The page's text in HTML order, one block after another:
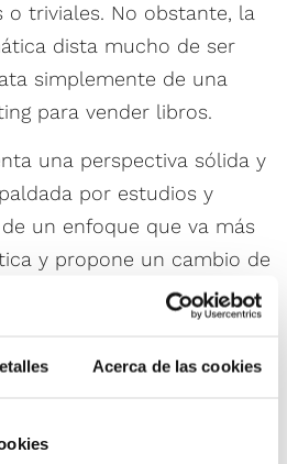
Acerca de las cookies
o triviales. No obstante, la
dista mucho de ser
simplemente de una
para vender libros.
una perspectiva sólida y
por estudios y
un enfoque que va más
y propone un cambio de
estructurales para los
a trabajar en obras
el medio ambiente y a
En este artículo,
de la arquitectura